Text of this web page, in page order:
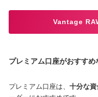
Vantage
プレミアム口座がおすすめ
プレミアム口座は、 十分な